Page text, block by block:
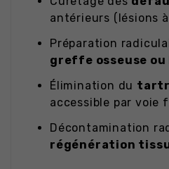
antérieurs (lésions
Préparation
greffe osseuse ou
Élimination du
accessible par voie
Décontamination
régénération